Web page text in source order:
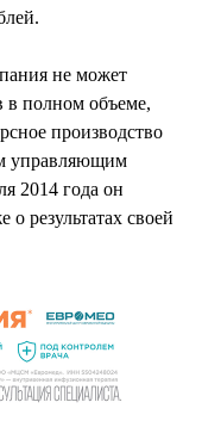
не может
в полном объеме,
производство
управляющим
2014 года он
результатах своей